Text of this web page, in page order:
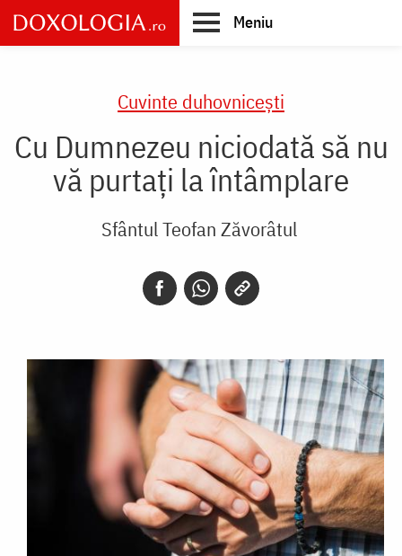
Skip
to
main
Meniu
Cuvinte duhovnicești
Cu Dumnezeu niciodată să nu
vă purtați la întâmplare
Sfântul Teofan Zăvorâtul